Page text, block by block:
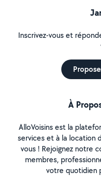
Inscrivez-vous et
À
AlloVoisins est la
services et à la location
vous ! Rejoignez notre
membres,
votre quotidien